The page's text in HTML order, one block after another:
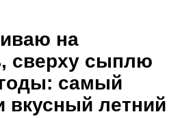
на
сверху сыплю
самый
вкусный летний